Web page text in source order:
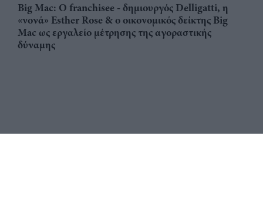
Big Mac: Ο franchisee - δημιουργός Delligatti, η
«νονά» Esther Rose & ο οικονομικός δείκτης Big
Mac ως εργαλείο μέτρησης της αγοραστικής
δύναμης